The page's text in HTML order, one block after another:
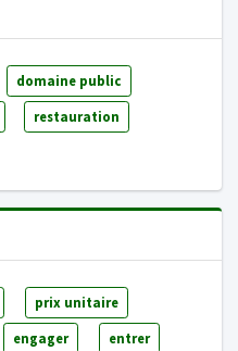
domaine public
restauration
prix unitaire
engager entrer